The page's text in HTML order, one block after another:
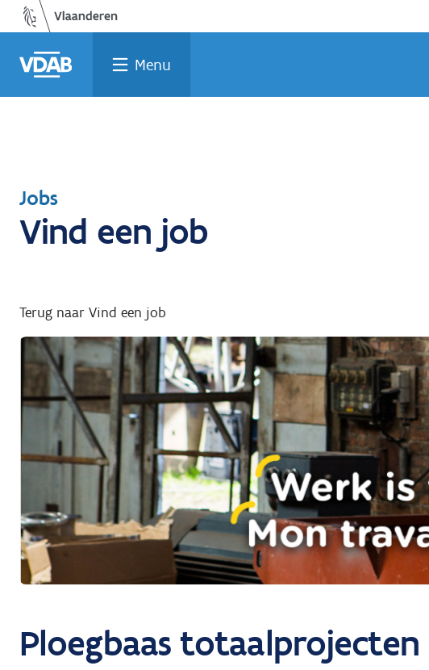
Ga
naar
de
inhoud
Vind
een
job
Vind
een
opleiding
Welke
job
past
bij
Terug
naar
home
Menu
Terug
naar
Jobs
Vind een job
Terug naar Vind een job
Ploegbaas